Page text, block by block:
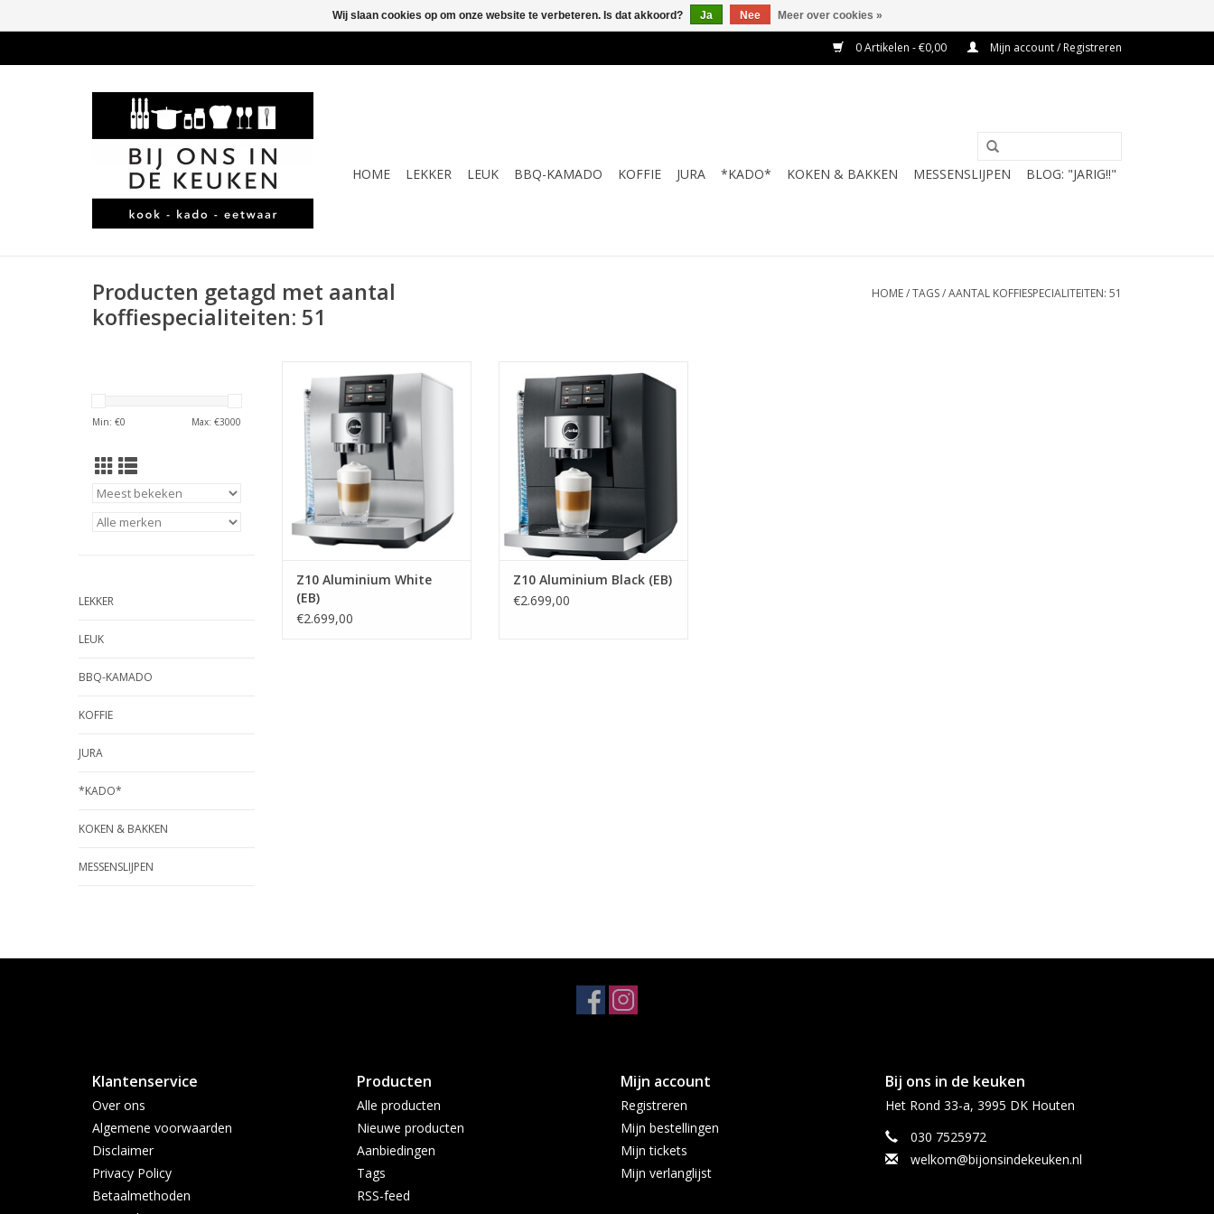
0 Artikelen - €0,00 Mijn account / Registreren
HOME LEKKER LEUK BBQ-KAMADO KOFFIE JURA *KADO* KOKEN & BAKKEN MESSENSLIJPEN BLOG: "JARIG!!"
Producten getagd met aantal
koffiespecialiteiten: 51
HOME/TAGS/AANTAL KOFFIESPECIALITEITEN: 51
Min: €0 Max: €3000
LEKKER
LEUK
BBQ-KAMADO
KOFFIE
JURA
*KADO*
KOKEN & BAKKEN
MESSENSLIJPEN
jura Z10 Aluminium White (EB)
Z10 Aluminium White
(EB)
€2.699,00
jura Z10 Aluminium Black (EB)
TOEVOEGEN AAN WINKELWAGEN
Z10 Aluminium Black (EB)
€2.699,00
Klantenservice
Over ons
Algemene voorwaarden
Disclaimer
Privacy Policy
Betaalmethoden
Producten
Alle producten
Nieuwe producten
Aanbiedingen
Tags
RSS-feed
Mijn account
Registreren
Mijn bestellingen
Mijn tickets
Mijn verlanglijst
Bij ons in de keuken
Het Rond 33-a, 3995 DK Houten
030 7525972
welkom@bijonsindekeuken.nl
Wij slaan cookies op om onze website te verbeteren. Is dat akkoord? Ja Nee Meer over cookies »